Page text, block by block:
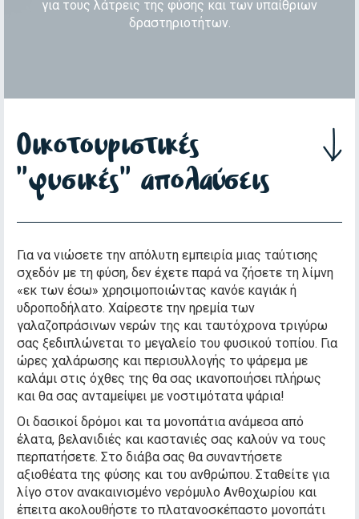
για τους λάτρεις της φύσης και των υπαίθριων
δραστηριοτήτων.
Οικοτουριστικές
"φυσικές" απολαύσεις
Για να νιώσετε την απόλυτη εμπειρία μιας ταύτισης
σχεδόν με τη φύση, δεν έχετε παρά να ζήσετε τη λίμνη
«εκ των έσω» χρησιμοποιώντας κανόε καγιάκ ή
υδροποδήλατο. Χαίρεστε την ηρεμία των
γαλαζοπράσινων νερών της και ταυτόχρονα τριγύρω
σας ξεδιπλώνεται το μεγαλείο του φυσικού τοπίου. Για
ώρες χαλάρωσης και περισυλλογής το ψάρεμα με
καλάμι στις όχθες της θα σας ικανοποιήσει πλήρως
και θα σας ανταμείψει με νοστιμότατα ψάρια!
Οι δασικοί δρόμοι και τα μονοπάτια ανάμεσα από
έλατα, βελανιδιές και καστανιές σας καλούν να τους
περπατήσετε. Στο διάβα σας θα συναντήσετε
αξιοθέατα της φύσης και του ανθρώπου. Σταθείτε για
λίγο στον ανακαινισμένο νερόμυλο Ανθοχωρίου και
έπειτα ακολουθήστε το πλατανοσκέπαστο μονοπάτι